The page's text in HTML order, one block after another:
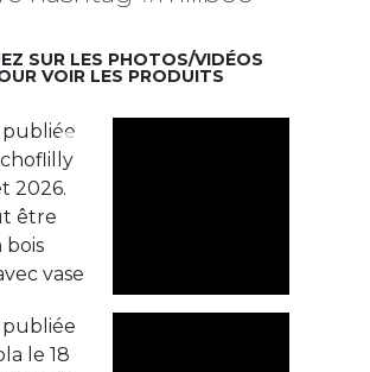
SUR LES PHOTOS/VIDÉOS
VOIR LES PRODUITS